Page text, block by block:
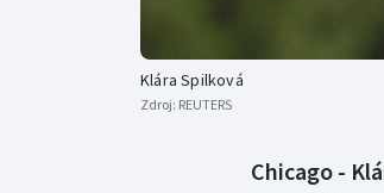
Klára Spilková
Zdroj: REUTERS
Chicago -